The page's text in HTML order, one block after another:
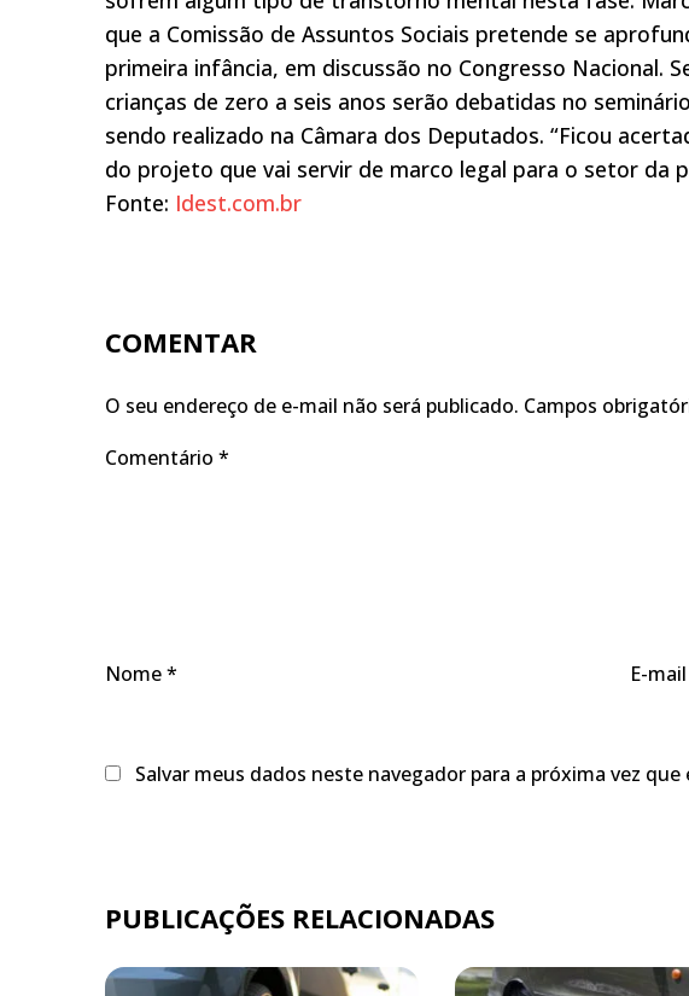
que a Comissão de Assuntos Sociais pretende se
primeira infância, em discussão no Congresso Nacional.
crianças de zero a seis anos serão debatidas no
sendo realizado na Câmara dos Deputados. “Ficou
do projeto que vai servir de marco legal para o setor da
Fonte: Idest.com.br
COMENTAR
O seu endereço de e-mail não será publicado. Campos
Comentário *
Nome* E-mail
Salvar meus dados neste navegador para a próxima vez
PUBLICAÇÕES RELACIONADAS